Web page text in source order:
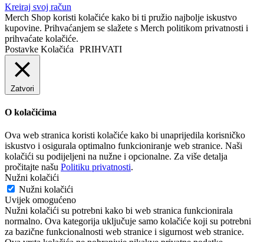
Kreiraj svoj račun
Merch Shop koristi kolačiće kako bi ti pružio najbolje iskustvo
kupovine. Prihvaćanjem se slažete s Merch politikom privatnosti i
prihvaćate kolačiće.
Postavke Kolačića
PRIHVATI
Zatvori
O kolačićima
Ova web stranica koristi kolačiće kako bi unaprijedila korisničko
iskustvo i osigurala optimalno funkcioniranje web stranice. Naši
kolačići su podijeljeni na nužne i opcionalne. Za više detalja
pročitajte našu Politiku privatnosti.
Nužni kolačići
Nužni kolačići
Uvijek omogućeno
Nužni kolačići su potrebni kako bi web stranica funkcionirala
normalno. Ova kategorija uključuje samo kolačiće koji su potrebni
za bazične funkcionalnosti web stranice i sigurnost web stranice.